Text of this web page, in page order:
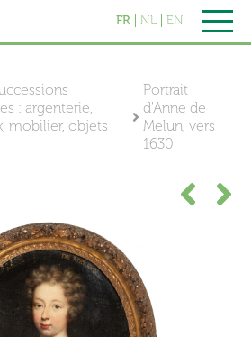
FR NL EN
: argenterie,
mobilier, objets
Portrait
d'Anne de
Melun, vers
1630